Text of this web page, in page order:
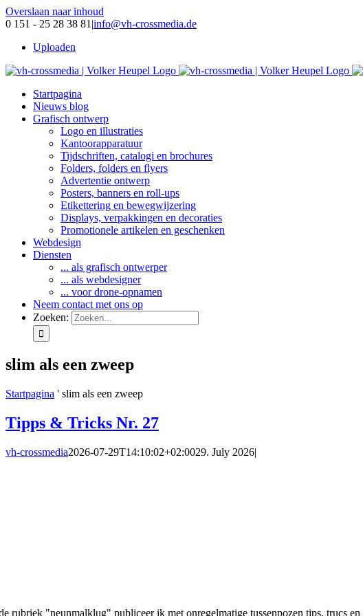
Overslaan naar inhoud
0 151 - 25 28 38 81 |info@vh-crossmedia.de
Uploaden
Startpagina
Nieuws blog
Grafisch ontwerp
Logo en illustraties
Kantoorapparatuur
Tijdschriften, catalogi en brochures
Folders, folders en flyers
Advertentie ontwerp
Posters, banners en roll-ups
Etikettering en bewegwijzering
Displays, verpakkingen en decoraties
Promotionele artikelen en geschenken
Webdesign
Diensten
... als grafisch ontwerper
... als webdesigner
... voor drone-opnamen
Neem contact met ons op
Zoeken:
slim als een zweep
Startpagina ' slim als een zweep
Tipps & Tricks Nr. 27
vh-crossmedia2026-07-29T14:10:02+02:0029. July 2026|
rubriek "neunmalklug" publiceer ik met onregelmatige tussenpozen tips, trucs